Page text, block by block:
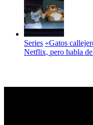
Series «Gatos
Netflix, pero habla